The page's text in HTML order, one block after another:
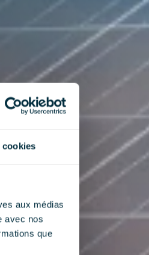
cookies
aux médias
avec nos
que